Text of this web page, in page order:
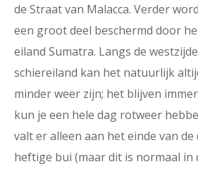
de Straat van Malacca. Verder
een groot deel beschermd door
eiland Sumatra. Langs de
schiereiland kan het natuurlijk
minder weer zijn; het blijven
kun je een hele dag rotweer
valt er alleen aan het einde van
heftige bui (maar dit is normaal in